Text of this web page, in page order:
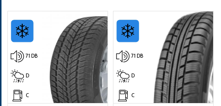
71 DB
D
C
71 DB
D
C